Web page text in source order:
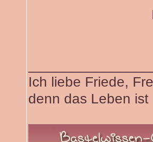
Ich liebe Friede,
denn das Leben